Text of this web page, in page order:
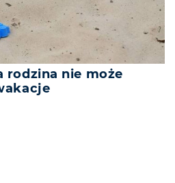
rodzina nie może